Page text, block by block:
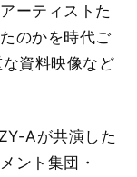
ーティストた
のかを時代ご
資料映像など
Aが共演した
ント集団・